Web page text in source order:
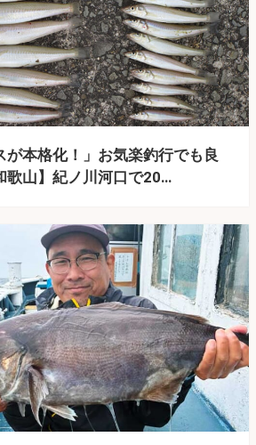
が本格化！」お気楽釣行でも良
歌山】紀ノ川河口で20…